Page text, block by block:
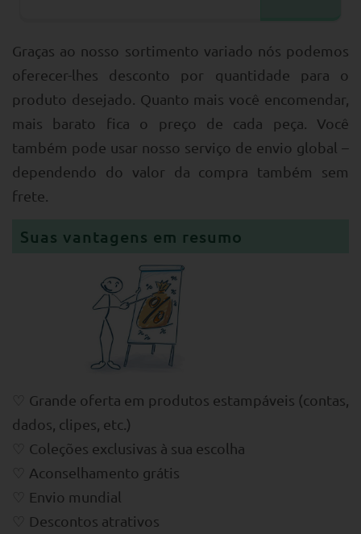
Graças ao nosso sortimento variado nós podemos
oferecer-lhes desconto por quantidade para o
produto desejado. Quanto mais você encomendar,
mais barato fica o preço de cada peça. Você
também pode usar nosso serviço de envio global –
dependendo do valor da compra também sem
frete.
Suas vantagens em resumo
Grande oferta em produtos estampáveis (contas,
dados, clipes, etc.)
Coleções exclusivas à sua escolha
Aconselhamento grátis
Envio mundial
Descontos atrativos